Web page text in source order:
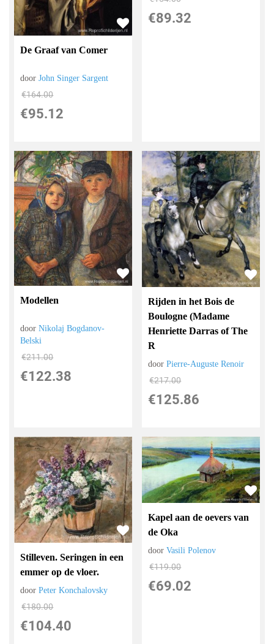
De Graaf van Comer
doorJohn Singer Sargent
€164.00
€95.12
€89.32
Modellen
doorNikolaj Bogdanov-
Belski
€211.00
€122.38
Rijden in het Bois de
Boulogne (Madame
Henriette Darras of The
R
doorPierre-Auguste Renoir
€217.00
€125.86
Stilleven. Seringen in een
emmer op de vloer.
doorPeter Konchalovsky
€180.00
€104.40
Kapel aan de oevers van
de Oka
doorVasili Polenov
€119.00
€69.02